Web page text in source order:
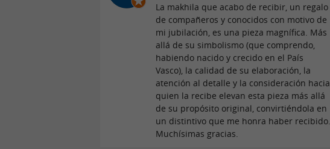
La makhila que acabo de recibir, un regalo
de compañeros y conocidos con motivo de
mi jubilación, es una pieza magnífica. Más
allá de su simbolismo (que comprendo,
habiendo nacido y crecido en el País
Vasco), la calidad de su elaboración, la
atención al detalle y la consideración hacia
quien la recibe elevan esta pieza más allá
de su propósito original, convirtiéndola en
un distintivo que me honra haber recibido.
Muchísimas gracias.